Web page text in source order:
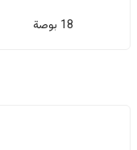
18 بوصة